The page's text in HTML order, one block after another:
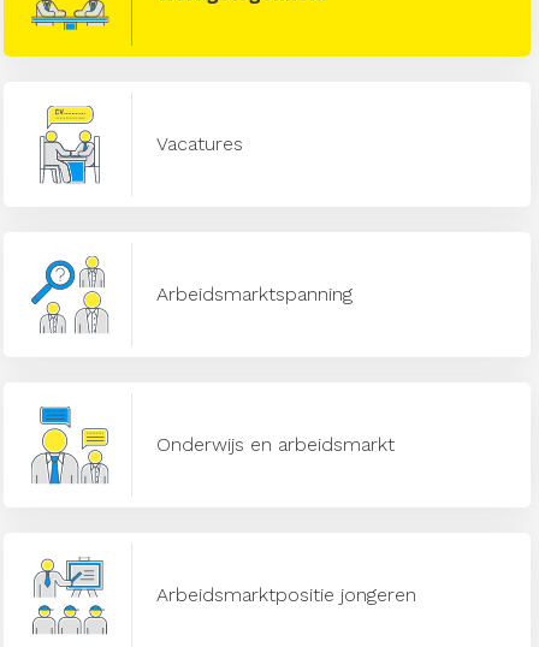
Vacatures
Arbeidsmarktspanning
Onderwijs en arbeidsmarkt
Arbeidsmarktpositie jongeren